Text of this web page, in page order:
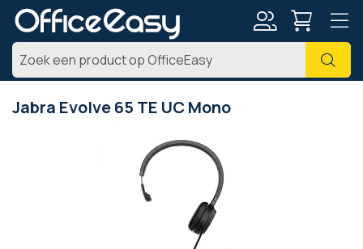
Zoek
Jabra Evolve 65 TE UC Mono